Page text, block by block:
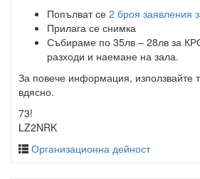
Попълват се 2 броя заявления
Прилага се снимка
Събираме по 35лв – 28лв за
разходи и наемане на зала.
За повече информация, използвайте
вдясно.
73!
LZ2NRK
Организационна дейност